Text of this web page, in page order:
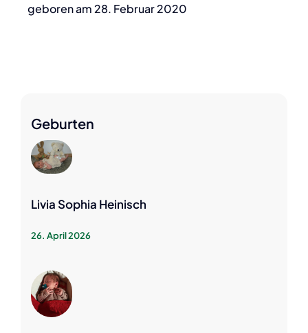
geboren am 28. Februar 2020
Geburten
Livia Sophia Heinisch
26. April 2026